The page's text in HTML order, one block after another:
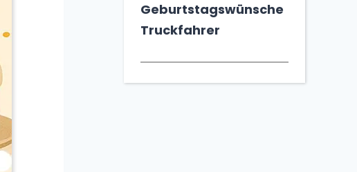
Geburtstagswünsche
Truckfahrer